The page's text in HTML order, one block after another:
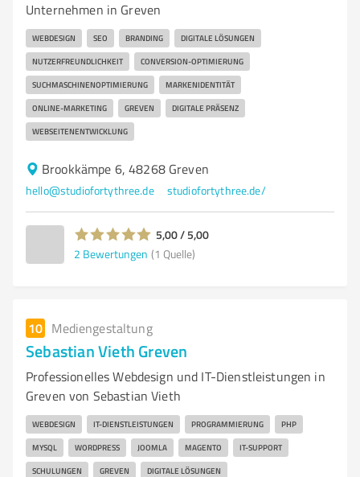
Unternehmen in Greven
WEBDESIGN SEO BRANDING DIGITALE LÖSUNGEN
NUTZERFREUNDLICHKEIT CONVERSION-OPTIMIERUNG
SUCHMASCHINENOPTIMIERUNG MARKENIDENTITÄT
ONLINE-MARKETING GREVEN DIGITALE PRÄSENZ
WEBSEITENENTWICKLUNG
Brookkämpe 6, 48268 Greven
hello@studiofortythree.de studiofortythree.de/
5,00 / 5,00
2 Bewertungen (1 Quelle)
10 Mediengestaltung
Sebastian Vieth Greven
Professionelles Webdesign und IT-Dienstleistungen in
Greven von Sebastian Vieth
WEBDESIGN IT-DIENSTLEISTUNGEN PROGRAMMIERUNG PHP
MYSQL WORDPRESS JOOMLA MAGENTO IT-SUPPORT
SCHULUNGEN GREVEN DIGITALE LÖSUNGEN